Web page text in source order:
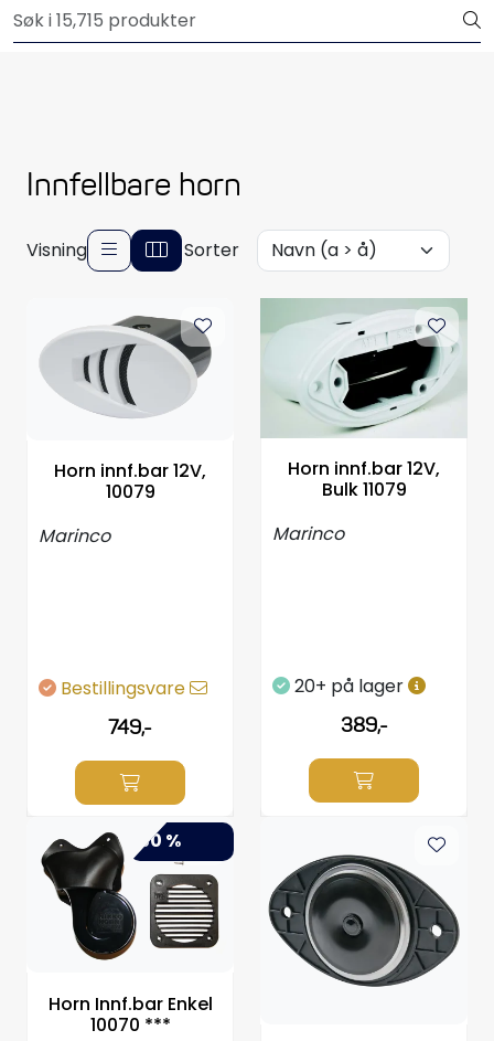
Skip to main content
Innfellbare horn
Visning Sorter
Horn innf.bar 12V,
10079
Marinco
Bestillingsvare
749,-
Horn innf.bar 12V,
Bulk 11079
Marinco
20+ på lager
389,-
-50 %
Horn Innf.bar Enkel
10070 ***
Motordeler
Propeller
Pumper
Motordelsvelger/SONAR
Anoder
Hydraulisk styring
Motordeler
Propeller